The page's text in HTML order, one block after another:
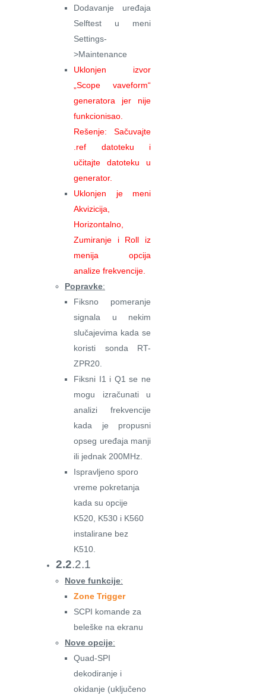
Dodavanje uređaja
Selftest u meni
Settings-
>Maintenance
Uklonjen izvor
„Scope vaveform“
generatora jer nije
funkcionisao.
Rešenje: Sačuvajte
.ref datoteku i
učitajte datoteku u
generator.
Uklonjen je meni
Akvizicija,
Horizontalno,
Zumiranje i Roll iz
menija opcija
analize frekvencije.
Popravke:
Fiksno pomeranje
signala u nekim
slučajevima kada se
koristi sonda RT-
ZPR20.
Fiksni I1 i Q1 se ne
mogu izračunati u
analizi frekvencije
kada je propusni
opseg uređaja manji
ili jednak 200MHz.
Ispravljeno sporo
vreme pokretanja
kada su opcije
K520, K530 i K560
instalirane bez
K510.
2.2.2.1
Nove funkcije:
Zone Trigger
SCPI komande za
beleške na ekranu
Nove opcije:
Quad-SPI
dekodiranje i
okidanje (uključeno